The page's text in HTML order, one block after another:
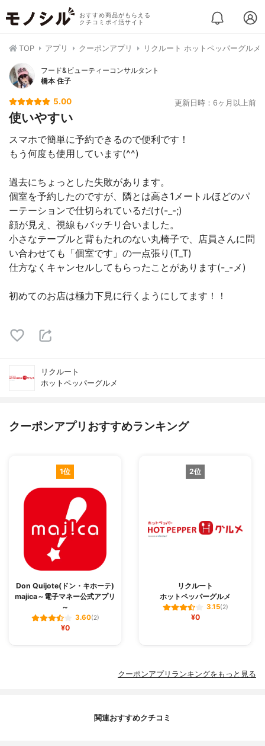
おすすめ商品がもらえる
クチコミポイ活サイト
TOP アプリ クーポンアプリ リクルート ホットペッパーグルメ
フード&ビューティーコンサルタント
橋本 住子
5.00 更新日時：6ヶ月以上前
使いやすい
スマホで簡単に予約できるので便利です！
もう何度も使用しています(^^)
過去にちょっとした失敗があります。
個室を予約したのですが、隣とは高さ1メートルほどのパ
ーテーションで仕切られているだけ(-_-;)
顔が見え、視線もバッチリ合いました。
小さなテーブルと背もたれのない丸椅子で、店員さんに問
い合わせても「個室です」の一点張り(T_T)
仕方なくキャンセルしてもらったことがあります(-_-メ)
初めてのお店は極力下見に行くようにしてます！！
リクルート
ホットペッパーグルメ
クーポンアプリおすすめランキング
1位
Don Quijote(ドン・キホーテ)
majica～電子マネー公式アプリ
～
3.60(2)
¥0
2位
リクルート
ホットペッパーグルメ
3.15(2)
¥0
クーポンアプリランキングをもっと見る
関連おすすめクチコミ